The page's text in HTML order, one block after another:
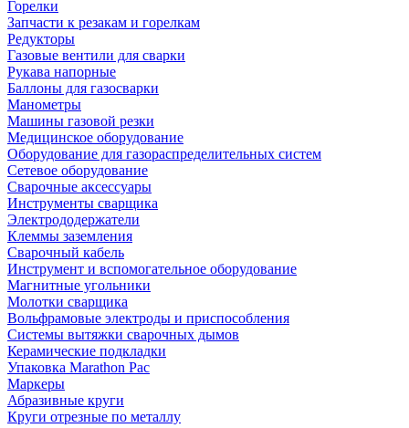
Горелки
Запчасти к резакам и горелкам
Редукторы
Газовые вентили для сварки
Рукава напорные
Баллоны для газосварки
Манометры
Машины газовой резки
Медицинское оборудование
Оборудование для газораспределительных систем
Сетевое оборудование
Сварочные аксессуары
Инструменты сварщика
Электрододержатели
Клеммы заземления
Сварочный кабель
Инструмент и вспомогательное оборудование
Магнитные угольники
Молотки сварщика
Вольфрамовые электроды и приспособления
Системы вытяжки сварочных дымов
Керамические подкладки
Упаковка Marathon Pac
Маркеры
Абразивные круги
Круги отрезные по металлу